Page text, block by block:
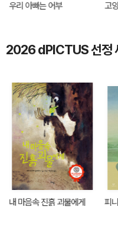
우리 아빠는 어부 고
2026 dPICTUS 선정
내 마음속 진흙 괴물에게 피